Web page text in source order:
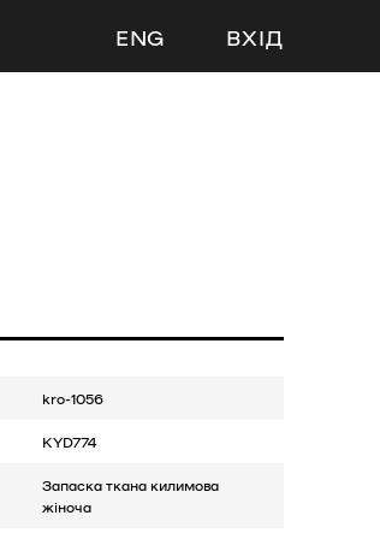
ENG ВХІД
kro-1056
KYD774
Запаска ткана килимова
жіноча